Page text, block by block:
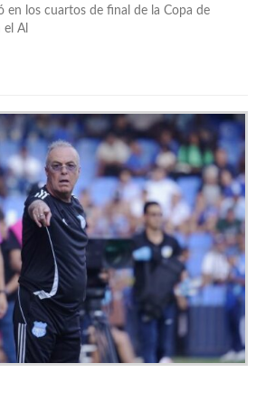
en los cuartos de final de la Copa de
el Al